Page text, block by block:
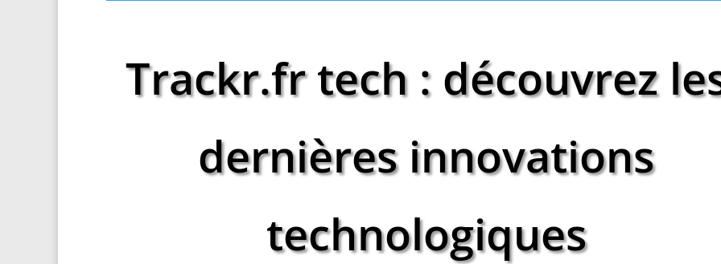
Trackr.fr tech : découvrez
dernières innovations
technologiques